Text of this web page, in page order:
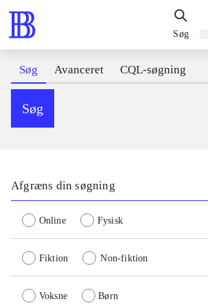
Søg
Søg Avanceret CQL-søgning
Søg
Afgræns din søgning
Online Fysisk
Fiktion Non-fiktion
Voksne Børn